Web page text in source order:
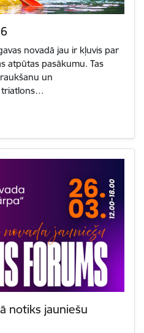
novadā jau ir kļuvis par
atpūtas pasākumu. Tas
un
triatlons…
notiks jauniešu